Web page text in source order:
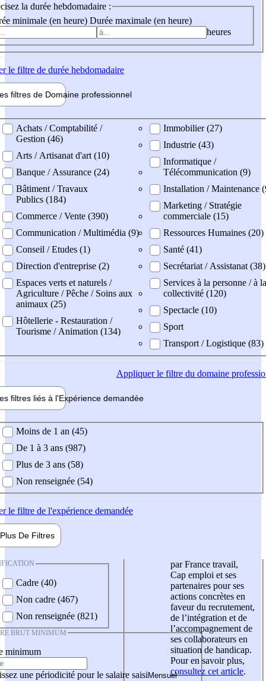
la durée hebdomadaire :
minimale (en heure) Durée maximale (en heure)
heures
le filtre de durée hebdomadaire
filtres de Domaine professionnel
professionel
Achats / Comptabilité /
Gestion (46)
Arts / Artisanat d'art (10)
Banque / Assurance (24)
Bâtiment / Travaux
Publics (184)
Commerce / Vente (390)
Communication / Multimédia (9)
Conseil / Etudes (1)
Direction d'entreprise (2)
Espaces verts et naturels /
Agriculture / Pêche / Soins aux
animaux (25)
Hôtellerie - Restauration /
Tourisme / Animation (134)
Immobilier (27)
Industrie (43)
Informatique /
Télécommunication (9)
Installation / Maintenance
Marketing / Stratégie
commerciale (15)
Ressources Humaines (20)
Santé (41)
Secrétariat / Assistanat (38)
Services à la personne / à la
collectivité (120)
Spectacle (10)
Sport
Transport / Logistique (83)
Appliquerle filtre du domaine
filtres liés à l'Expérience demandée
demandée
Moins de 1 an (45)
De 1 à 3 ans (987)
Plus de 3 ans (58)
Non renseignée (54)
le filtre de l'expérience demandée
Plus De Filtres
Cadre (40)
Non cadre (467)
Non renseignée (821)
BRUT MINIMUM
minimum
une périodicité pour le salaire saisi
par France travail,
Cap emploi et ses
partenaires pour ses
actions concrètes en
faveur du recrutement,
de l’intégration et de
l’accompagnement de
ses collaborateurs en
situation de handicap.
Pour en savoir plus,
consultez cet article.